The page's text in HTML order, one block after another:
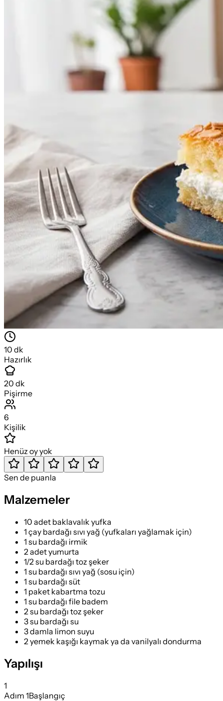
10 dk
Hazırlık
20 dk
Pişirme
6
Kişilik
Henüz oy yok
Sen de puanla
Malzemeler
10 adet baklavalık yufka
1 çay bardağı sıvı yağ (yufkaları yağlamak için)
1 su bardağı irmik
2 adet yumurta
1/2 su bardağı toz şeker
1 su bardağı sıvı yağ (sosu için)
1 su bardağı süt
1 paket kabartma tozu
1 su bardağı file badem
2 su bardağı toz şeker
3 su bardağı su
3 damla limon suyu
2 yemek kaşığı kaymak ya da vanilyalı dondurma
Yapılışı
1
Adım 1Başlangıç